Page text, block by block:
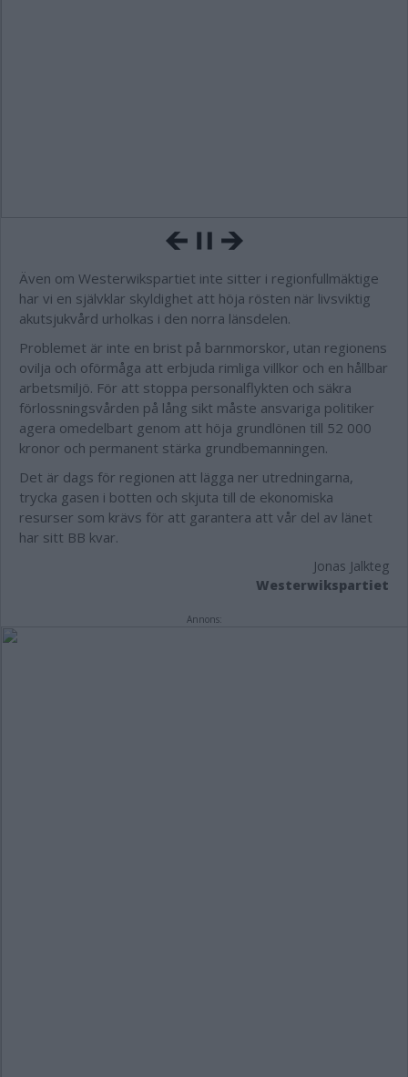
Även om Westerwikspartiet inte sitter i regionfullmäktige
har vi en självklar skyldighet att höja rösten när livsviktig
akutsjukvård urholkas i den norra länsdelen.
Problemet är inte en brist på barnmorskor, utan regionens
ovilja och oförmåga att erbjuda rimliga villkor och en hållbar
arbetsmiljö. För att stoppa personalflykten och säkra
förlossningsvården på lång sikt måste ansvariga politiker
agera omedelbart genom att höja grundlönen till 52 000
kronor och permanent stärka grundbemanningen.
Det är dags för regionen att lägga ner utredningarna,
trycka gasen i botten och skjuta till de ekonomiska
resurser som krävs för att garantera att vår del av länet
har sitt BB kvar.
Jonas Jalkteg
Westerwikspartiet
Annons: